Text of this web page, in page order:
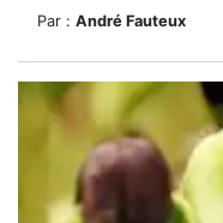
Par : André Fauteux